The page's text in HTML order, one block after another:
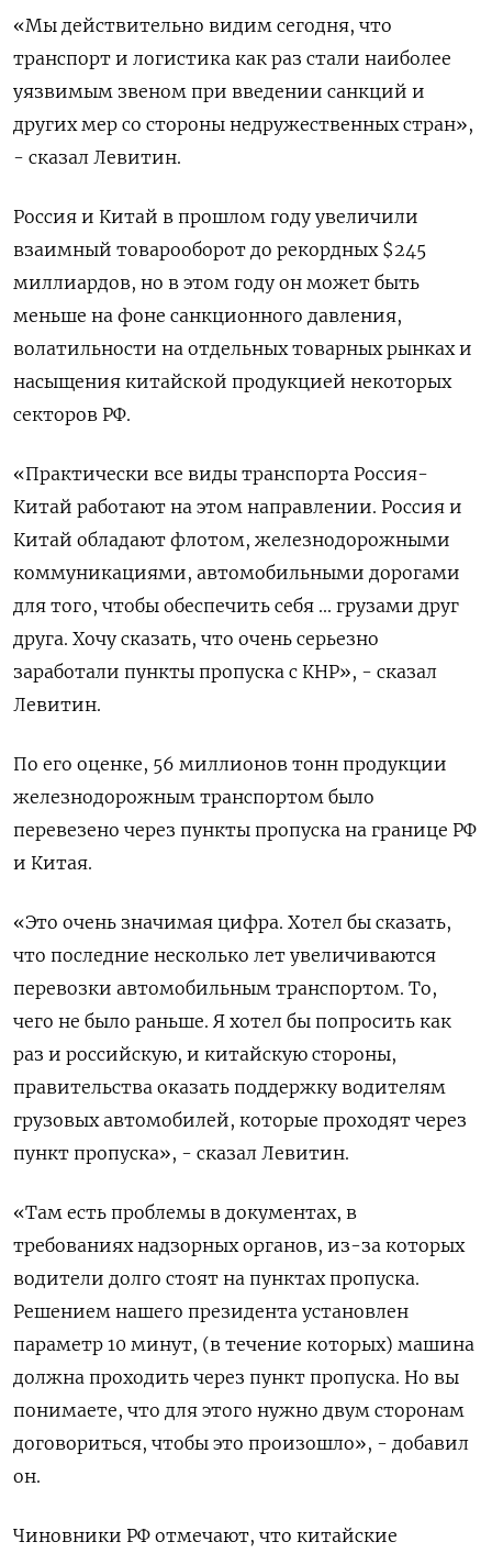
«Мы действительно видим сегодня, что
транспорт и логистика как раз стали наиболее
уязвимым звеном при введении санкций и
других мер со стороны недружественных стран»,
- сказал Левитин.
Россия и Китай в прошлом году увеличили
взаимный товарооборот до рекордных $245
миллиардов, но в этом году он может быть
меньше на фоне санкционного давления,
волатильности на отдельных товарных рынках и
насыщения китайской продукцией некоторых
секторов РФ.
«Практически все виды транспорта Россия-
Китай работают на этом направлении. Россия и
Китай обладают флотом, железнодорожными
коммуникациями, автомобильными дорогами
для того, чтобы обеспечить себя ... грузами друг
друга. Хочу сказать, что очень серьезно
заработали пункты пропуска с КНР», - сказал
Левитин.
По его оценке, 56 миллионов тонн продукции
железнодорожным транспортом было
перевезено через пункты пропуска на границе РФ
и Китая.
«Это очень значимая цифра. Хотел бы сказать,
что последние несколько лет увеличиваются
перевозки автомобильным транспортом. То,
чего не было раньше. Я хотел бы попросить как
раз и российскую, и китайскую стороны,
правительства оказать поддержку водителям
грузовых автомобилей, которые проходят через
пункт пропуска», - сказал Левитин.
«Там есть проблемы в документах, в
требованиях надзорных органов, из-за которых
водители долго стоят на пунктах пропуска.
Решением нашего президента установлен
параметр 10 минут, (в течение которых) машина
должна проходить через пункт пропуска. Но вы
понимаете, что для этого нужно двум сторонам
договориться, чтобы это произошло», - добавил
он.
Чиновники РФ отмечают, что китайские